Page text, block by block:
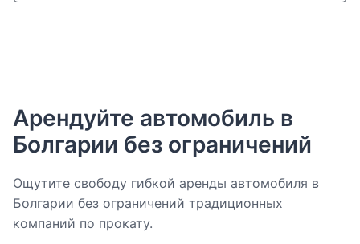
Арендуйте автомобиль в
Болгарии без ограничений
Ощутите свободу гибкой аренды автомобиля в
Болгарии без ограничений традиционных
компаний по прокату.